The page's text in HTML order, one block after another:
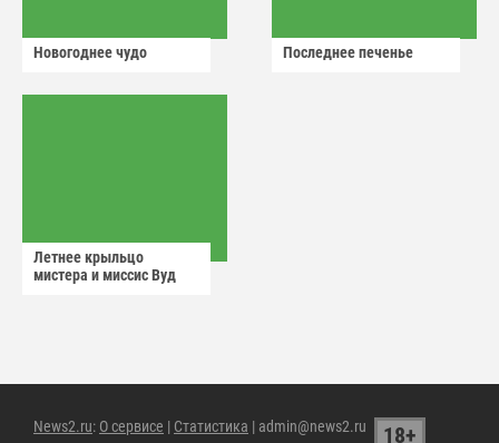
Новогоднее чудо Последнее печенье
Летнее крыльцо
мистера и миссис Вуд
News2.ru: О сервисе | Статистика | admin@news2.ru 18+